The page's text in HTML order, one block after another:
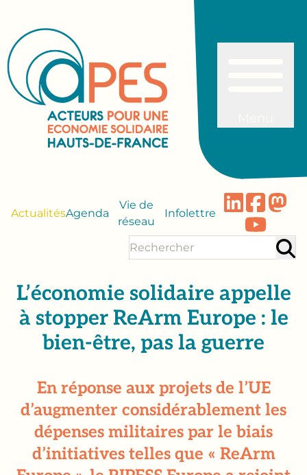
ActualitésAgenda
Vie de
réseau
Infolettre
L’économie solidaire appelle
à stopper ReArm Europe : le
bien-être, pas la guerre
En réponse aux projets de l’UE
d’augmenter considérablement les
dépenses militaires par le biais
d’initiatives telles que « ReArm